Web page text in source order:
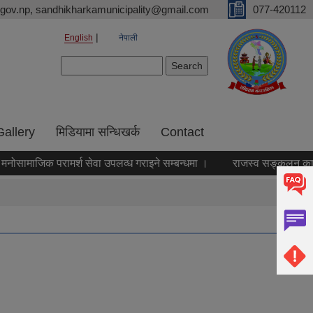
sandhikharkamunicipality@gmail.com 077-420112
English नेपाली
मिडियामा सन्धिखर्क Contact
परामर्श सेवा उपलव्ध गराइने सम्बन्धमा । राजस्व सङ्कलन कार्य